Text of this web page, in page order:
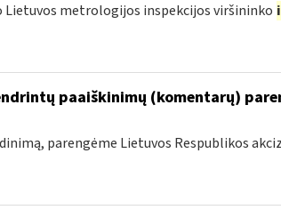
Lietuvos metrologijos inspekcijos viršininko
paaiškinimų (komentarų)
parengėme Lietuvos Respublikos